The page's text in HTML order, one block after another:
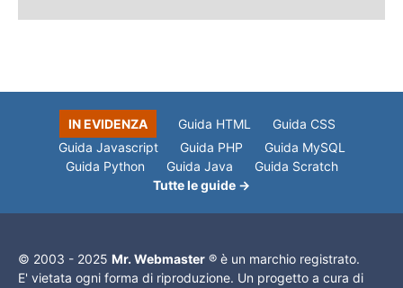
IN EVIDENZA Guida HTML
Guida CSS
Guida Javascript
Guida PHP
Guida MySQL
Guida Python
Guida Java
Guida Scratch
Tutte le guide →
© 2003 - 2025 Mr. Webmaster ® è un marchio registrato.
E' vietata ogni forma di riproduzione. Un progetto a cura di